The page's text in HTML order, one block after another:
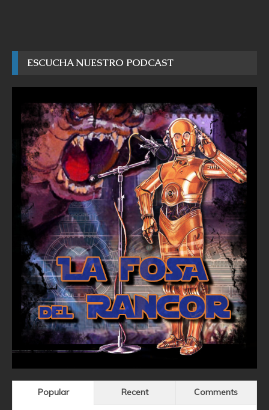
ESCUCHA NUESTRO PODCAST
Popular Recent Comments